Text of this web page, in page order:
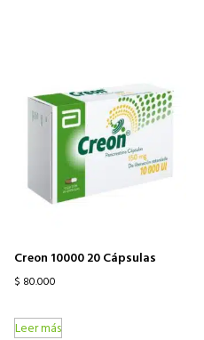
Creon 10000 20 Cápsulas
$ 80.000
Leer más